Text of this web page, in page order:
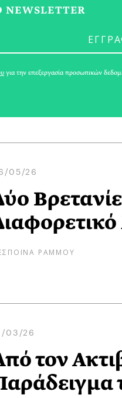
μια
Είναι
05/26
ΡΑΜΜΟΥ
03/26
τον
για την επεξεργασία προσωπικών